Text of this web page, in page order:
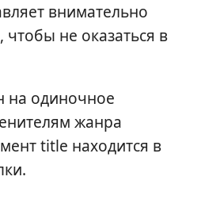
внимательно
не оказаться в
на одиночное
жанра
title находится в